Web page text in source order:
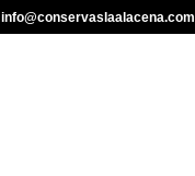
info@conservaslaalacena.com